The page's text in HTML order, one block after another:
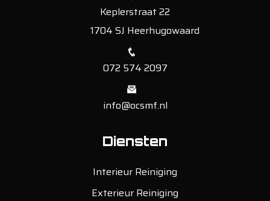
Keplerstraat 22
1704 SJ Heerhugowaard
072 574 2097
info@ocsmf.nl
Diensten
Interieur Reiniging
Exterieur Reiniging